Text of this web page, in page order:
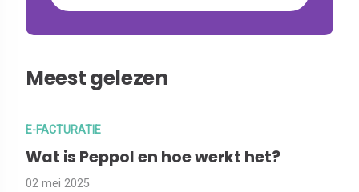
Meest gelezen
E-FACTURATIE
Wat is Peppol en hoe werkt het?
02 mei 2025